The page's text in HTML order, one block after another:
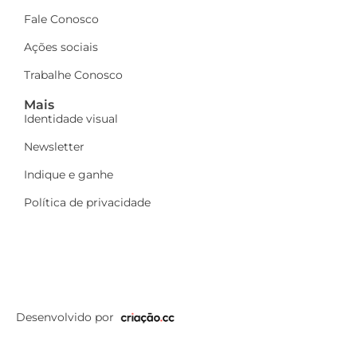
Fale Conosco
Ações sociais
Trabalhe Conosco
Mais
Identidade visual
Newsletter
Indique e ganhe
Política de privacidade
Desenvolvido por